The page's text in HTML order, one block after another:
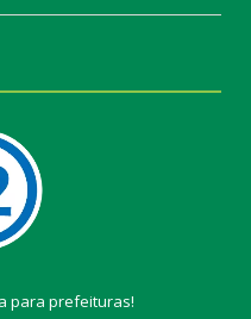
para prefeituras!